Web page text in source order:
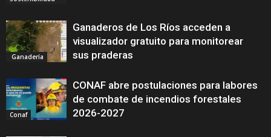
Ganadería
Ganaderos de Los Ríos acceden a
visualizador gratuito para monitorear
sus praderas
Conaf
CONAF abre postulaciones para labores
de combate de incendios forestales
2026-2027